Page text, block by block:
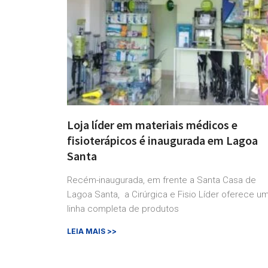
Loja líder em materiais médicos e
fisioterápicos é inaugurada em Lagoa
Santa
Recém-inaugurada, em frente a Santa Casa de
Lagoa Santa, a Cirúrgica e Fisio Líder oferece
linha completa de produtos
LEIA MAIS >>